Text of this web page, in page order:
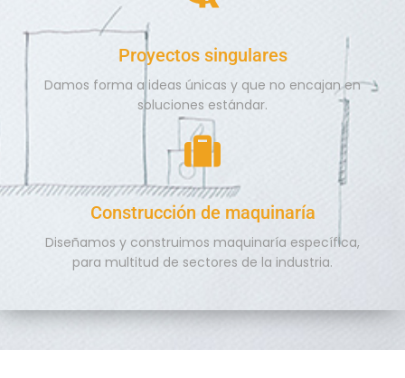
Proyectos singulares
Damos forma a ideas únicas y que no encajan en
soluciones estándar.
Construcción de maquinaría
Diseñamos y construimos maquinaría específica,
para multitud de sectores de la industria.